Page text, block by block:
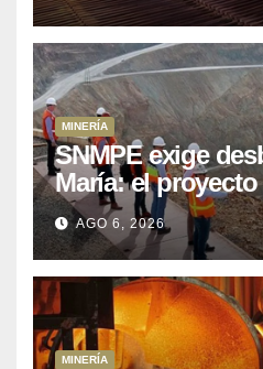
MINERÍA
SNMPE exige
María: el proyecto
que Perú lleva 15
posponiendo
AGO 6, 2026
MINERÍA